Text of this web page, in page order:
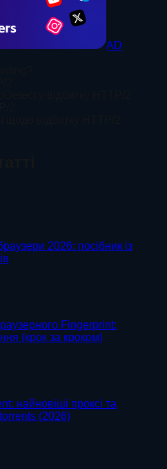
AD
2026: посібник із
Fingerprint:
(крок за кроком)
найновіші проксі та
(2026)